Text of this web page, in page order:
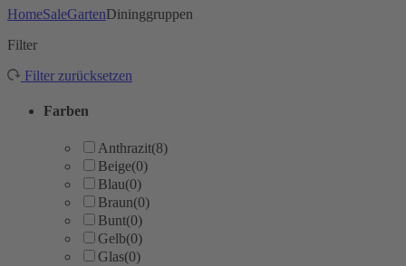
HomeSaleGartenDininggruppen
Filter
Filter zurücksetzen
Farben
Anthrazit(8)
Beige(0)
Blau(0)
Braun(0)
Bunt(0)
Gelb(0)
Glas(0)